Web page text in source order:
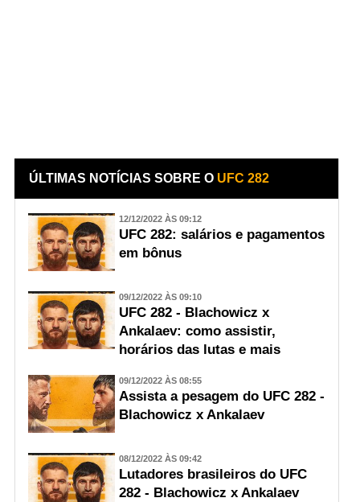
ÚLTIMAS NOTÍCIAS SOBRE O UFC 282
12/12/2022 ÀS 09:12
UFC 282: salários e pagamentos
em bônus
09/12/2022 ÀS 09:10
UFC 282 - Blachowicz x
Ankalaev: como assistir,
horários das lutas e mais
09/12/2022 ÀS 08:55
Assista a pesagem do UFC 282 -
Blachowicz x Ankalaev
08/12/2022 ÀS 09:42
Lutadores brasileiros do UFC
282 - Blachowicz x Ankalaev